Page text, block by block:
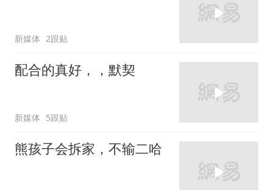
新媒体 2跟贴
配合的真好，，默契
新媒体 5跟贴
熊孩子会拆家，不输二哈